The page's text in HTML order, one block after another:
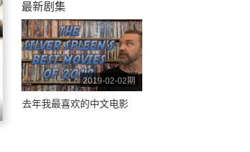
最新剧集
2019-02-02期
去年我最喜欢的中文电影